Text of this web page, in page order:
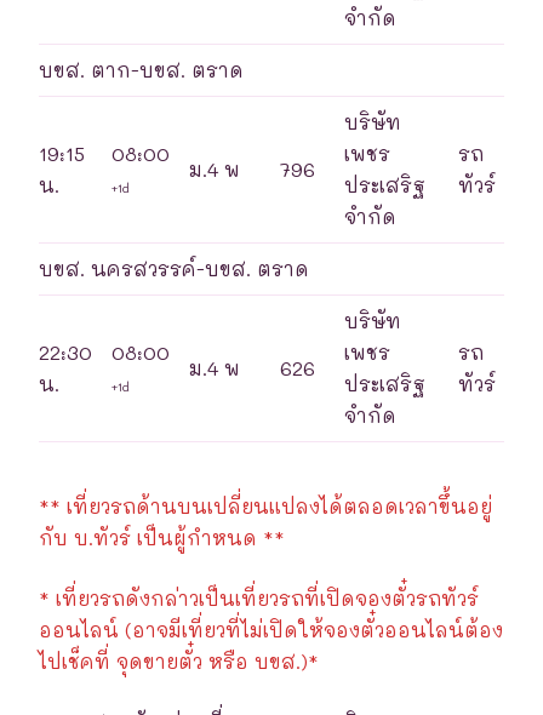
จำกัด
บขส. ตาก-บขส. ตราด
19:15
น.
08:00
+1d
ม.4 พ 796
บริษัท
เพชร
ประเสริฐ
จำกัด
รถ
ทัวร์
บขส. นครสวรรค์-บขส. ตราด
22:30
น.
08:00
+1d
ม.4 พ 626
บริษัท
เพชร
ประเสริฐ
จำกัด
รถ
ทัวร์
** เที่ยวรถด้านบนเปลี่ยนแปลงได้ตลอดเวลาขึ้นอยู่
กับ บ.ทัวร์ เป็นผู้กำหนด **
* เที่ยวรถดังกล่าวเป็นเที่ยวรถที่เปิดจองตั๋วรถทัวร์
ออนไลน์ (อาจมีเที่ยวที่ไม่เปิดให้จองตั๋วออนไลน์ต้อง
ไปเช็คที่ จุดขายตั๋ว หรือ บขส.)*